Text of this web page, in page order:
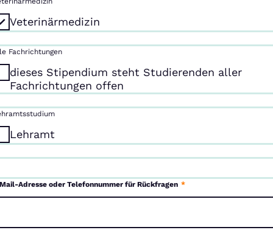
Veterinärmedizin
Fachrichtungen
dieses Stipendium steht Studierenden aller
Fachrichtungen offen
Lehramt
Adresse oder Telefonnummer für Rückfragen *